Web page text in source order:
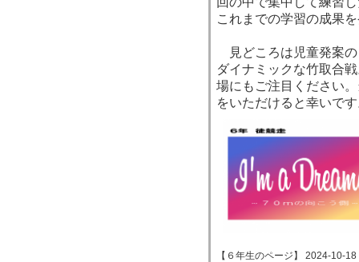
これまでの学習の成果
見どころは児童発案の
ダイナミックな竹取合
場にもご注目ください
をいただけると幸いで
【６年生のページ】 2024-10-